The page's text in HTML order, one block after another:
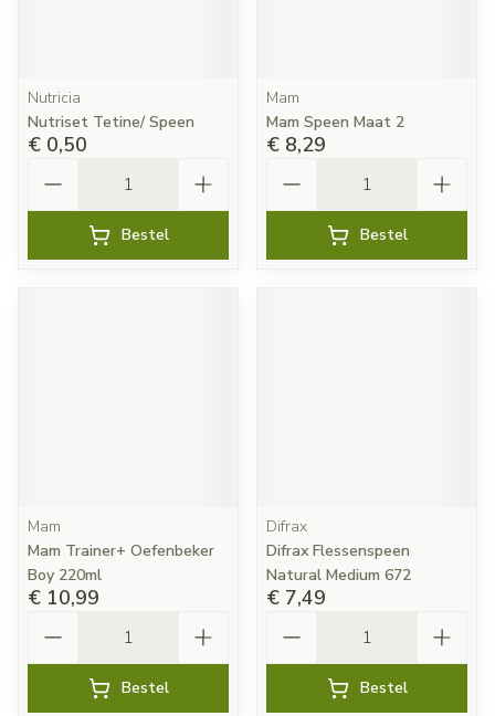
Nutricia
Nutriset Tetine/ Speen
€ 0,50
Bestel
Mam
Mam Speen Maat 2
€ 8,29
Bestel
Mam
Mam Trainer+ Oefenbeker
Boy 220ml
€ 10,99
Bestel
Difrax
Difrax Flessenspeen
Natural Medium 672
€ 7,49
Bestel